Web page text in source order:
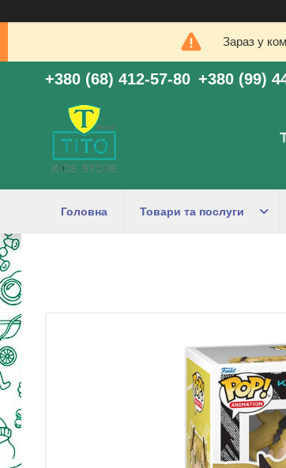
Зараз у
+380 (68) 412-57-80 +380 (99)
Головна Товари та послуги